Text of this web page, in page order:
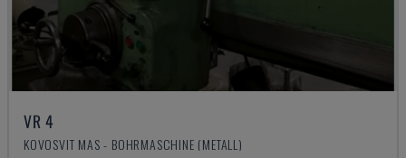
VR 4
KOVOSVIT MAS - BOHRMASCHINE (METALL)